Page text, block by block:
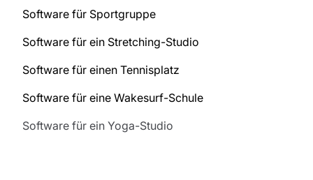
Software für Sportgruppe
Software für ein Stretching-Studio
Software für einen Tennisplatz
Software für eine Wakesurf-Schule
Software für ein Yoga-Studio